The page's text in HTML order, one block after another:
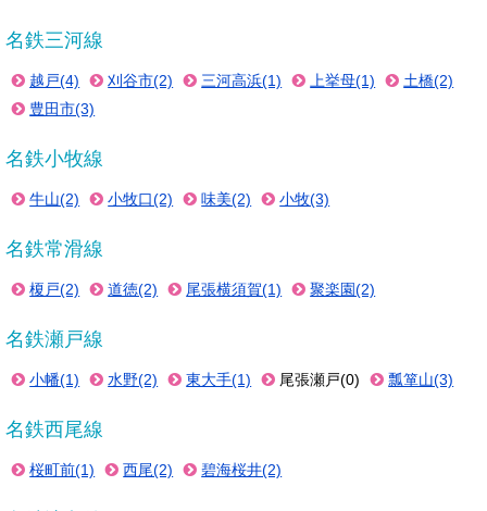
名鉄三河線
越戸(4) 刈谷市(2) 三河高浜(1) 上挙母(1)
土橋(2)
豊田市(3)
名鉄小牧線
牛山(2) 小牧口(2) 味美(2) 小牧(3)
名鉄常滑線
榎戸(2) 道徳(2) 尾張横須賀(1) 聚楽園(2)
名鉄瀬戸線
小幡(1) 水野(2) 東大手(1) 尾張瀬戸(0) 瓢箪山(3)
名鉄西尾線
桜町前(1) 西尾(2) 碧海桜井(2)